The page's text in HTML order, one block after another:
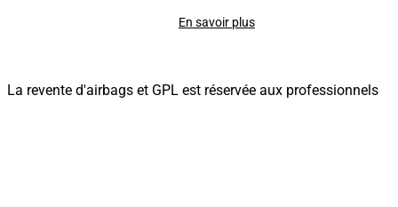
En savoir plus
La revente d'airbags et GPL est réservée aux professionnels